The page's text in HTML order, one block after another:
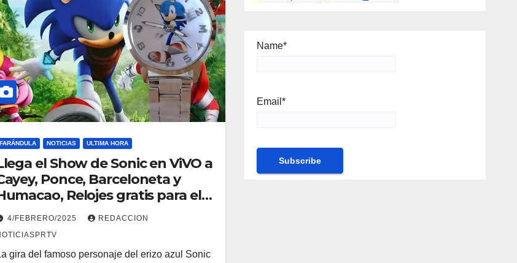
FARÁNDULA NOTICIAS ULTIMA HORA
el Show de Sonic en ViVO a
Ponce, Barceloneta y
Relojes gratis para el
compre ahora….
4/FEBRERO/2025
REDACCION
gira del famoso personaje del erizo azul Sonic
Name*
Email*